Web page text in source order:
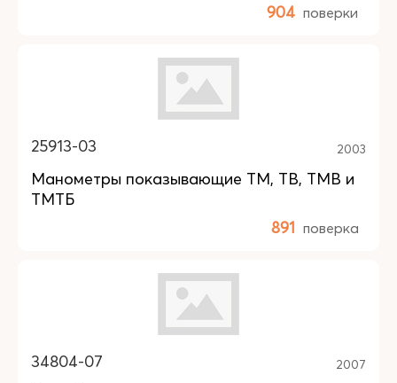
904 поверки
25913-03 2003
Манометры показывающие ТМ, ТВ, TMB и
ТМТБ
891 поверка
34804-07 2007